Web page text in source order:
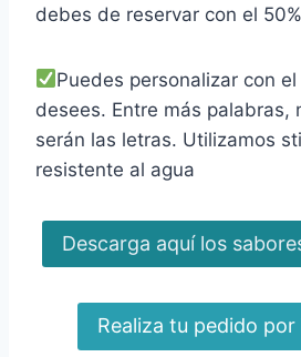
debes de reservar con el
Puedes personalizar con
desees. Entre más palabras,
serán las letras. Utilizamos
resistente al agua
Descarga aquí los
Realiza tu pedido